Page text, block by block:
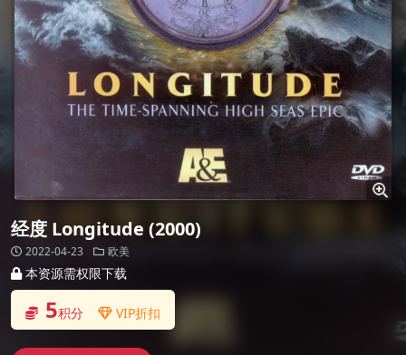
经度 Longitude (2000)
2022-04-23 欧美
本资源需权限下载
5积分 VIP折扣